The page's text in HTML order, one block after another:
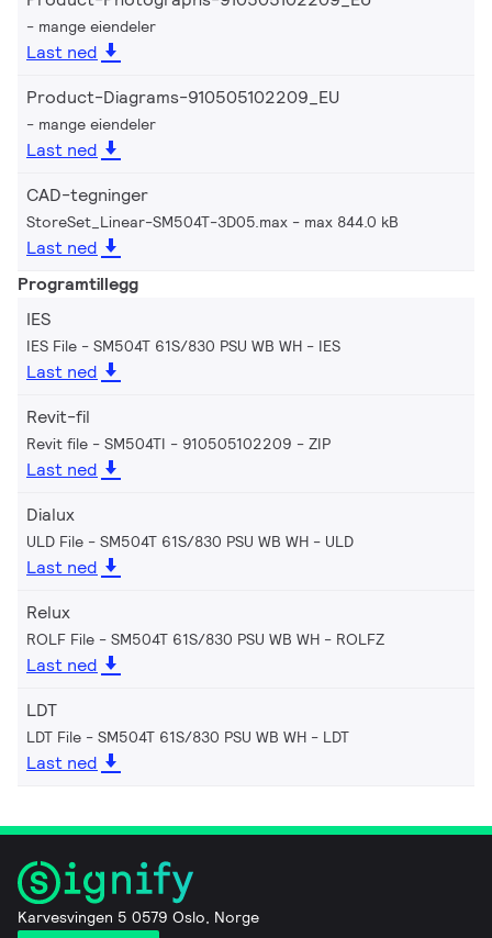
mange eiendeler
Last ned
Product-Diagrams-910505102209_EU
mange eiendeler
Last ned
CAD-tegninger
StoreSet_Linear-SM504T-3D05.max max 844.0 kB
Last ned
Programtillegg
IES
IES File - SM504T 61S/830 PSU WB WH IES
Last ned
Revit-fil
Revit file - SM504TI - 910505102209 ZIP
Last ned
Dialux
ULD File - SM504T 61S/830 PSU WB WH ULD
Last ned
Relux
ROLF File - SM504T 61S/830 PSU WB WH ROLFZ
Last ned
LDT
LDT File - SM504T 61S/830 PSU WB WH LDT
Last ned
Karvesvingen 5 0579 Oslo, Norge